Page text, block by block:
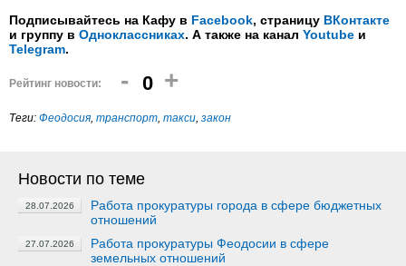
Подписывайтесь на Кафу в Facebook, страницу ВКонтакте
и группу в Одноклассниках. А также на канал Youtube и
Telegram.
Рейтинг новости: - 0 +
Теги: Феодосия, транспорт, такси, закон
Новости по теме
28.07.2026
Работа прокуратуры города в сфере бюджетных
отношений
27.07.2026
Работа прокуратуры Феодосии в сфере
земельных отношений